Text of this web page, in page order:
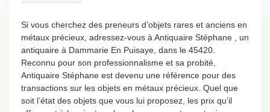
Si vous cherchez des preneurs d’objets rares et anciens en
métaux précieux, adressez-vous à Antiquaire Stéphane , un
antiquaire à Dammarie En Puisaye, dans le 45420.
Reconnu pour son professionnalisme et sa probité,
Antiquaire Stéphane est devenu une référence pour des
transactions sur les objets en métaux précieux. Quel que
soit l’état des objets que vous lui proposez, les prix qu’il